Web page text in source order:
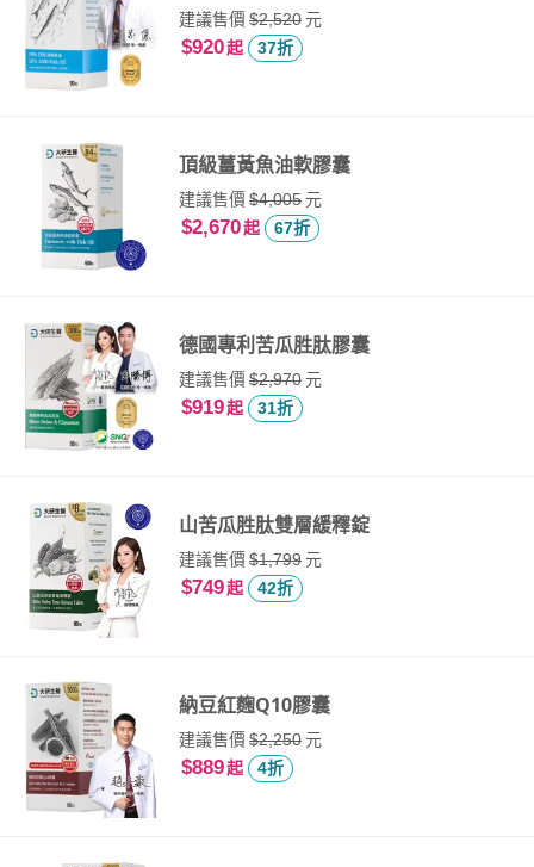
建議售價$2,520元
$920起 37折
頂級薑黃魚油軟膠囊
建議售價$4,005元
$2,670起 67折
德國專利苦瓜胜肽膠囊
建議售價$2,970元
$919起 31折
山苦瓜胜肽雙層緩釋錠
建議售價$1,799元
$749起 42折
納豆紅麴Q10膠囊
建議售價$2,250元
$889起 4折